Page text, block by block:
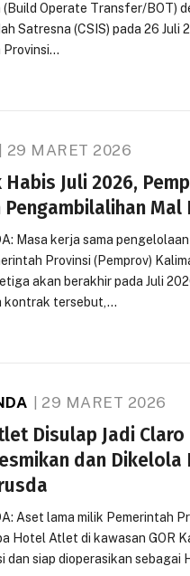
(Build Operate Transfer/BOT)
Satresna (CSIS) pada 26 Juli
Provinsi…
29 MARET 2026
Juli 2026,
Pengambilalihan Mal
Masa kerja sama
Provinsi (Pemprov)
akan berakhir pada Juli
kontrak tersebut,…
29 MARET 2026
Disulap Jadi Claro
dan
Aset lama milik Pemerintah
Hotel Atlet di kawasan GOR
dan siap dioperasikan sebagai